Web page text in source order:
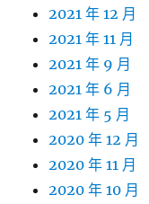
2021 年 12 月
2021 年 11 月
2021 年 9 月
2021 年 6 月
2021 年 5 月
2020 年 12 月
2020 年 11 月
2020 年 10 月